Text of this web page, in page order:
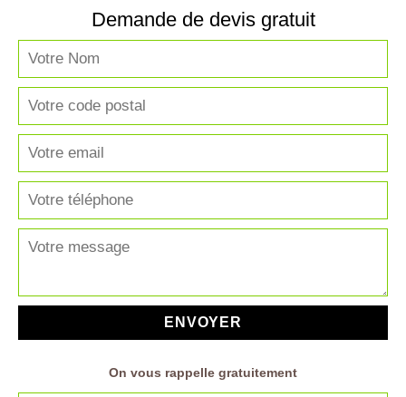
Demande de devis gratuit
On vous rappelle gratuitement